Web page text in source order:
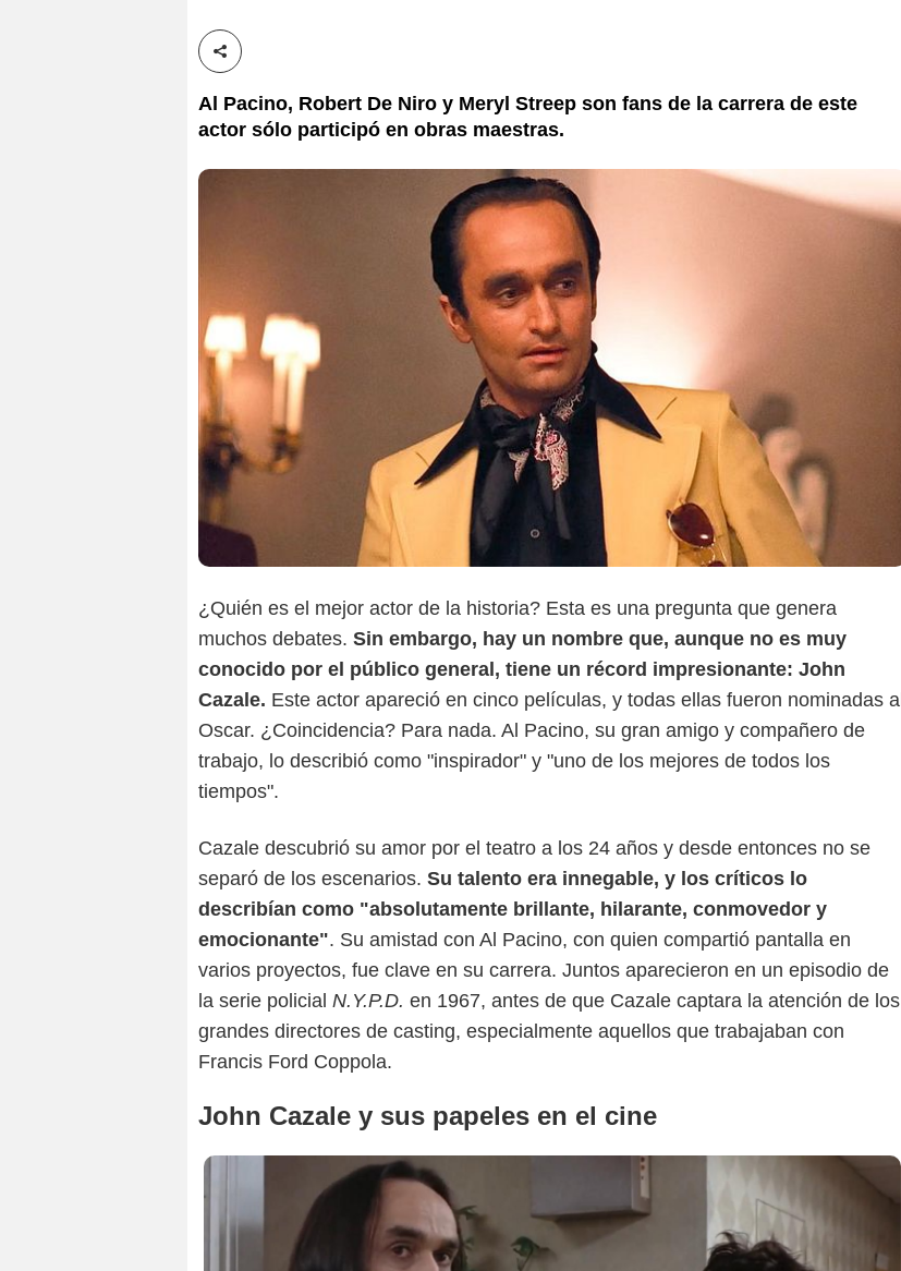
Compartir esta noticia
Al Pacino, Robert De Niro y Meryl Streep son fans de la carrera de este
actor sólo participó en obras maestras.
¿Quién es el mejor actor de la historia? Esta es una pregunta que genera
muchos debates. Sin embargo, hay un nombre que, aunque no es muy
conocido por el público general, tiene un récord impresionante: John
Cazale. Este actor apareció en cinco películas, y todas ellas fueron nominadas al
Oscar. ¿Coincidencia? Para nada. Al Pacino, su gran amigo y compañero de
trabajo, lo describió como "inspirador" y "uno de los mejores de todos los
tiempos".
Cazale descubrió su amor por el teatro a los 24 años y desde entonces no se
separó de los escenarios. Su talento era innegable, y los críticos lo
describían como "absolutamente brillante, hilarante, conmovedor y
emocionante". Su amistad con Al Pacino, con quien compartió pantalla en
varios proyectos, fue clave en su carrera. Juntos aparecieron en un episodio de
la serie policial N.Y.P.D. en 1967, antes de que Cazale captara la atención de los
grandes directores de casting, especialmente aquellos que trabajaban con
Francis Ford Coppola.
John Cazale y sus papeles en el cine